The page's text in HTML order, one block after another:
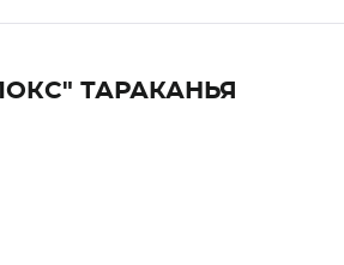
ТАРАКАНЬЯ